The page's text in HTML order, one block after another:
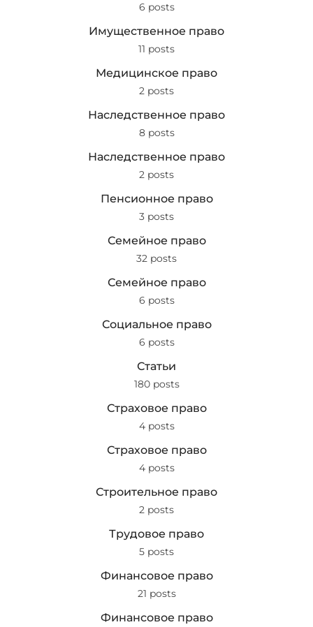
6 posts
Имущественное право
11 posts
Медицинское право
2 posts
Наследственное право
8 posts
Наследственное право
2 posts
Пенсионное право
3 posts
Семейное право
32 posts
Семейное право
6 posts
Социальное право
6 posts
Статьи
180 posts
Страховое право
4 posts
Страховое право
4 posts
Строительное право
2 posts
Трудовое право
5 posts
Финансовое право
21 posts
Финансовое право